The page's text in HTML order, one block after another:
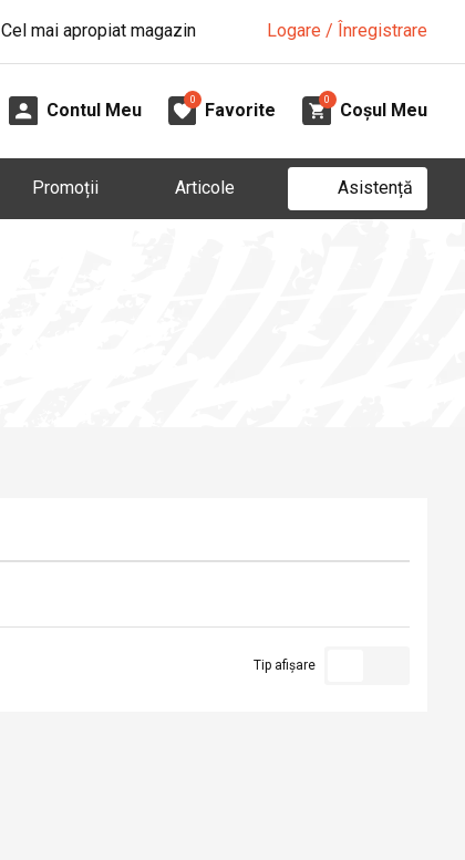
Cel mai apropiat magazin Logare / Înregistrare
Contul Meu
0
Favorite
0
Coșul Meu
Promoții Articole Asistență
Tip afișare